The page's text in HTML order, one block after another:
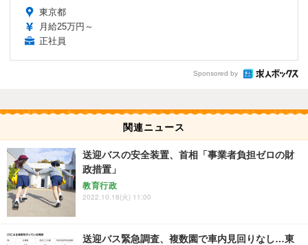
東京都
月給25万円～
正社員
Sponsored by
関連ニュース
送迎バスの安全装置、首相「事業者負担ゼロの財
政措置」
教育行政
2022.10.18(火) 11:00
送迎バス緊急調査、複数園で車内見回りなし…東